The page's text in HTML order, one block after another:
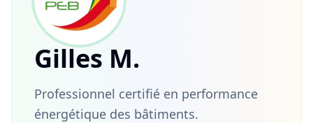
Gilles M.
Professionnel certifié en performance
énergétique des bâtiments.